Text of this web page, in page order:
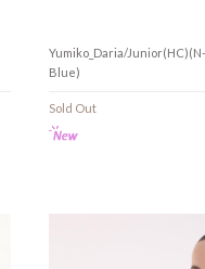
Yumiko_Daria/
Blue)
Sold Out